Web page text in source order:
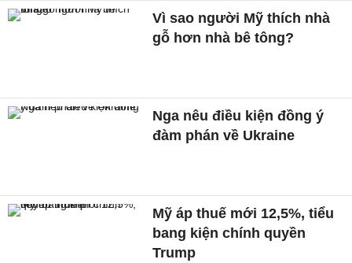
Vì sao người Mỹ thích nhà
gỗ hơn nhà bê tông?
Nga nêu điều kiện đồng ý
đàm phán về Ukraine
Mỹ áp thuế mới 12,5%, tiểu
bang kiện chính quyền
Trump